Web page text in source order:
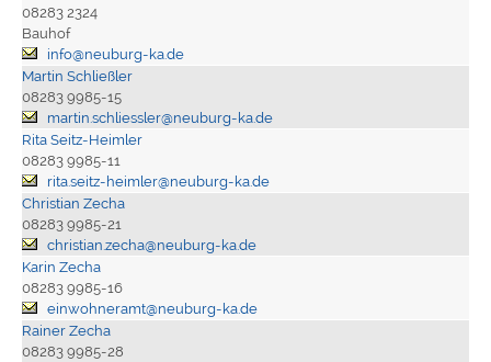
08283 2324
Bauhof
info@neuburg-ka.de
Martin Schließler
08283 9985-15
martin.schliessler@neuburg-ka.de
Rita Seitz-Heimler
08283 9985-11
rita.seitz-heimler@neuburg-ka.de
Christian Zecha
08283 9985-21
christian.zecha@neuburg-ka.de
Karin Zecha
08283 9985-16
einwohneramt@neuburg-ka.de
Rainer Zecha
08283 9985-28